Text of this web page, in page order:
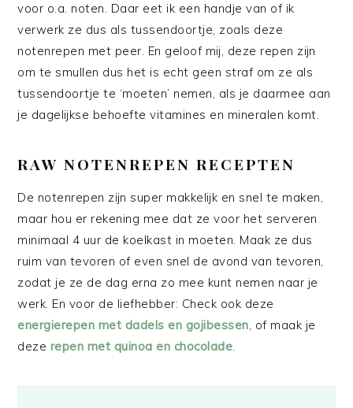
voor o.a. noten. Daar eet ik een handje van of ik
verwerk ze dus als tussendoortje, zoals deze
notenrepen met peer. En geloof mij, deze repen zijn
om te smullen dus het is echt geen straf om ze als
tussendoortje te ‘moeten’ nemen, als je daarmee aan
je dagelijkse behoefte vitamines en mineralen komt.
RAW NOTENREPEN RECEPTEN
De notenrepen zijn super makkelijk en snel te maken,
maar hou er rekening mee dat ze voor het serveren
minimaal 4 uur de koelkast in moeten. Maak ze dus
ruim van tevoren of even snel de avond van tevoren,
zodat je ze de dag erna zo mee kunt nemen naar je
werk. En voor de liefhebber: Check ook deze
energierepen met dadels en gojibessen, of maak je
deze repen met quinoa en chocolade.